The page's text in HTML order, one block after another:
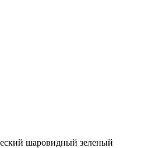
шаровидный зеленый